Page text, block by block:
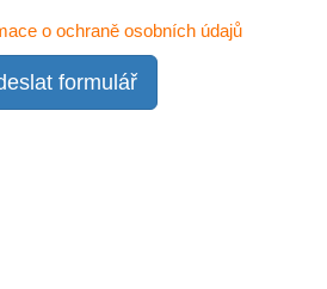
o ochraně osobních údajů
formulář